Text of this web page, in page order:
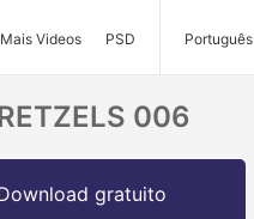
Mais Videos PSD Português
006
gratuito